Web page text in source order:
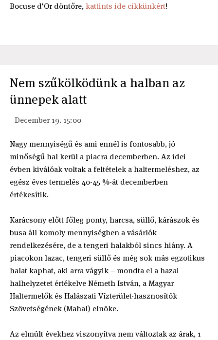
Bocuse d'Or döntőre, kattints ide cikkünkért!
Nem szűkölködünk a halban az
ünnepek alatt
December 19. 15:00
Nagy mennyiségű és ami ennél is fontosabb, jó
minőségű hal kerül a piacra decemberben. Az idei
évben kiválóak voltak a feltételek a haltermeléshez, az
egész éves termelés 40-45 %-át decemberben
értékesítik.
Karácsony előtt főleg ponty, harcsa, süllő, kárászok és
busa áll komoly mennyiségben a vásárlók
rendelkezésére, de a tengeri halakból sincs hiány. A
piacokon lazac, tengeri süllő és még sok más egzotikus
halat kaphat, aki arra vágyik – mondta el a hazai
halhelyzetet értékelve Németh István, a Magyar
Haltermelők és Halászati Vízterület-hasznosítók
Szövetségének (Mahal) elnöke.
Az elmúlt évekhez viszonyítva nem változtak az árak, 1